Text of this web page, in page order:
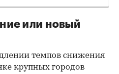
или новый
темпов снижения
крупных городов